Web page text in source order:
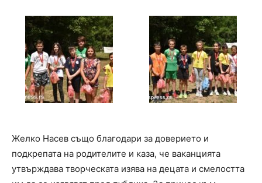
Желко Насев също благодари за доверието и
подкрепата на родителите и каза, че ваканцията
утвърждава творческата изява на децата и смелостта